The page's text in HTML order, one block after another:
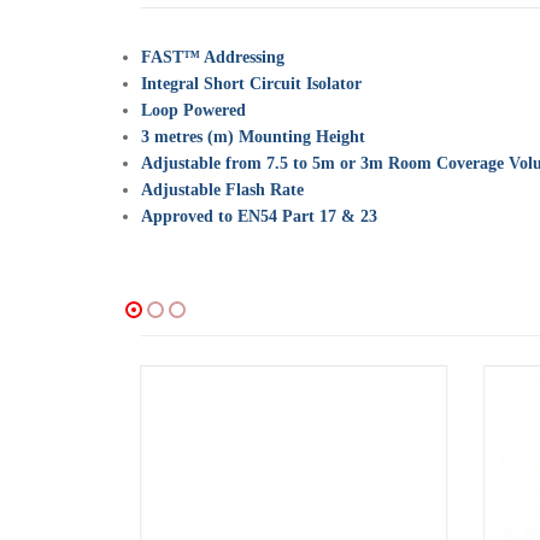
FAST™ Addressing
Integral Short Circuit Isolator
Loop Powered
3 metres (m) Mounting Height
Adjustable from 7.5 to 5m or 3m Room Coverage
Adjustable Flash Rate
Approved to EN54 Part 17 & 23